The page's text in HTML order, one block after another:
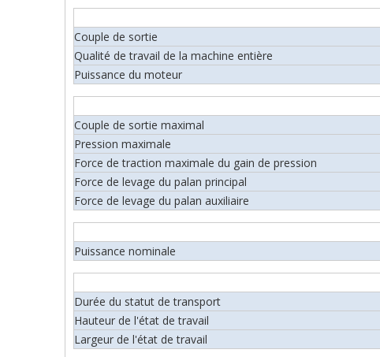
Couple de sortie
Qualité de travail de la machine entière
Puissance du moteur
Couple de sortie maximal
Pression maximale
Force de traction maximale du gain de pression
Force de levage du palan principal
Force de levage du palan auxiliaire
Puissance nominale
Durée du statut de transport
Hauteur de l'état de travail
Largeur de l'état de travail